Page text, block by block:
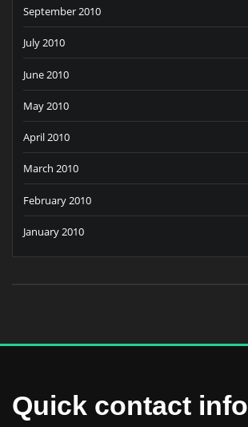
September 2010
July 2010
June 2010
May 2010
April 2010
March 2010
February 2010
January 2010
Quick contact info